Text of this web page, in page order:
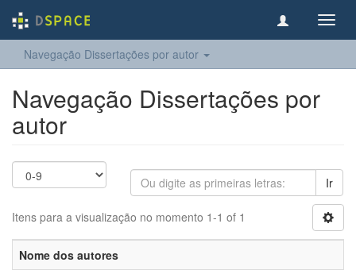
Navegação Dissertações por autor
Navegação Dissertações por
autor
Ir
Itens para a visualização no momento 1-1 of 1
Nome dos autores